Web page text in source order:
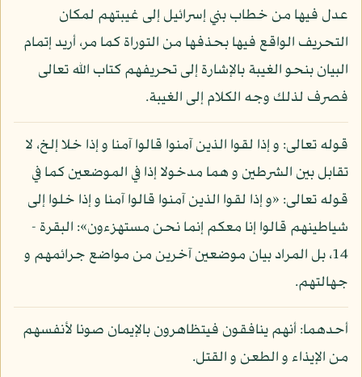
عدل فيها من خطاب بني إسرائيل إلى غيبتهم لمكان
التحريف الواقع فيها بحذفها من التوراة كما مر، أريد إتمام
البيان بنحو الغيبة بالإشارة إلى تحريفهم كتاب الله تعالى
فصرف لذلك وجه الكلام إلى الغيبة.
قوله تعالى: و إذا لقوا الذين آمنوا قالوا آمنا و إذا خلا إلخ، لا
تقابل بين الشرطين و هما مدخولا إذا في الموضعين كما في
قوله تعالى: «و إذا لقوا الذين آمنوا قالوا آمنا و إذا خلوا إلى
شياطينهم قالوا إنا معكم إنما نحن مستهزءون»: البقرة -
14، بل المراد بيان موضعين آخرين من مواضع جرائمهم و
جهالتهم.
أحدهما: أنهم ينافقون فيتظاهرون بالإيمان صونا لأنفسهم
من الإيذاء و الطعن و القتل.